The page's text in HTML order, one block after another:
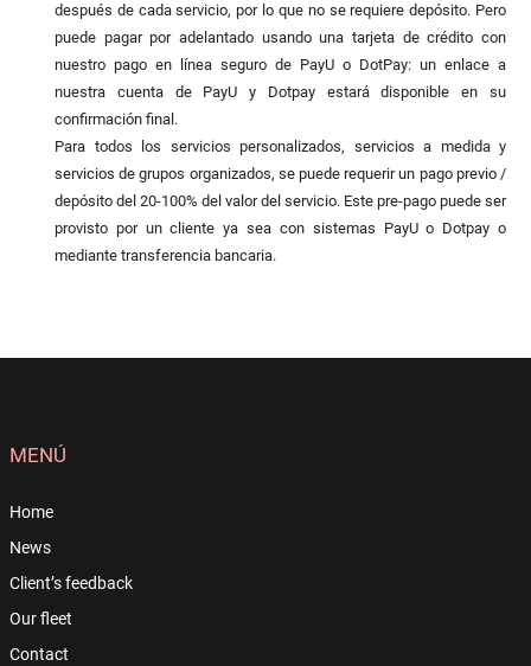
después de cada servicio, por lo que no se requiere depósito. Pero
puede pagar por adelantado usando una tarjeta de crédito con
nuestro pago en línea seguro de PayU o DotPay: un enlace a
nuestra cuenta de PayU y Dotpay estará disponible en su
confirmación final.
Para todos los servicios personalizados, servicios a medida y
servicios de grupos organizados, se puede requerir un pago previo /
depósito del 20-100% del valor del servicio. Este pre-pago puede ser
provisto por un cliente ya sea con sistemas PayU o Dotpay o
mediante transferencia bancaria.
MENÚ
Home
News
Client’s feedback
Our fleet
Contact